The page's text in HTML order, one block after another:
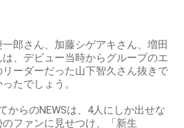
郎さん、加藤シゲアキさん、増田
、デビュー当時からグループのエ
ーダーだった山下智久さん抜きで
たでしょう。
からのNEWSは、4人にしか出せな
ファンに見せつけ、「新生